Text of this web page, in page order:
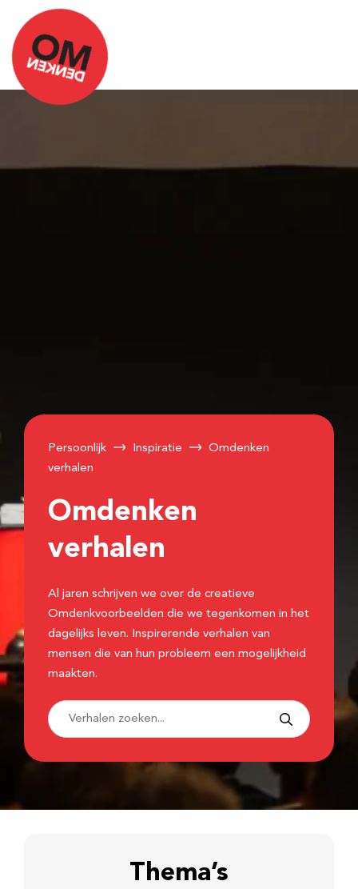
Persoonlijk Inspiratie
Omdenken
verhalen
Omdenken
verhalen
Al jaren schrijven we over de creatieve
Omdenkvoorbeelden die we tegenkomen in het
dagelijks leven. Inspirerende verhalen van
mensen die van hun probleem een mogelijkheid
maakten.
Thema’s